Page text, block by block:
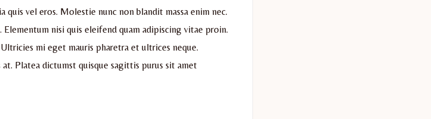
quis vel eros. Molestie nunc non blandit massa enim nec.
nisi quis eleifend quam adipiscing vitae proin.
mi eget mauris pharetra et ultrices neque.
Platea dictumst quisque sagittis purus sit amet